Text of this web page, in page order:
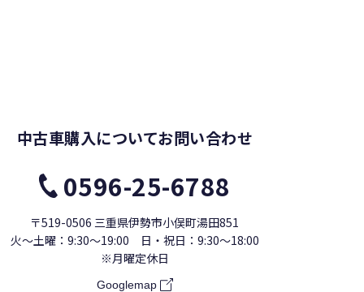
中古車購入についてお問い合わせ
0596-25-6788
〒519-0506 三重県伊勢市小俣町湯田851
火〜土曜：9:30〜19:00
日・祝日：9:30〜18:00
※月曜定休日
Googlemap